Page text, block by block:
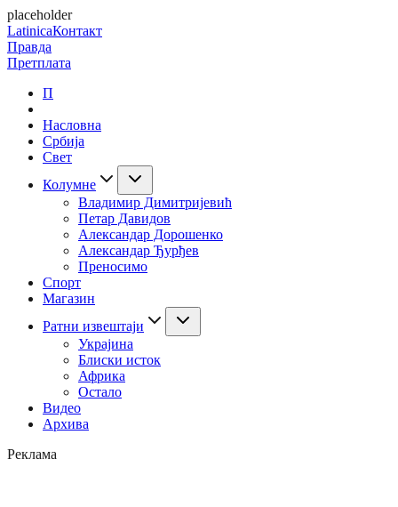
placeholder
LatinicaКонтакт
Правда
Претплата
П
Насловна
Србија
Свет
Колумне
Владимир Димитријевић
Петар Давидов
Александар Дорошенко
Александар Ђурђев
Преносимо
Спорт
Магазин
Ратни извештаји
Украјина
Блиски исток
Африка
Остало
Видео
Архива
Реклама